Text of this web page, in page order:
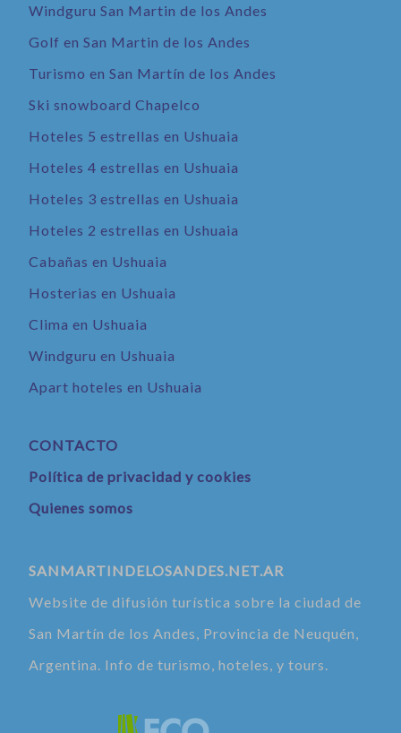
Windguru San Martin de los Andes
Golf en San Martin de los Andes
Turismo en San Martín de los Andes
Ski snowboard Chapelco
Hoteles 5 estrellas en Ushuaia
Hoteles 4 estrellas en Ushuaia
Hoteles 3 estrellas en Ushuaia
Hoteles 2 estrellas en Ushuaia
Cabañas en Ushuaia
Hosterias en Ushuaia
Clima en Ushuaia
Windguru en Ushuaia
Apart hoteles en Ushuaia
CONTACTO
Política de privacidad y cookies
Quienes somos
SANMARTINDELOSANDES.NET.AR
Website de difusión turística sobre la ciudad de
San Martín de los Andes, Provincia de Neuquén,
Argentina. Info de turismo, hoteles, y tours.